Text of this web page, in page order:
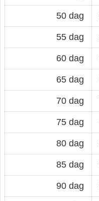
50 dag
55 dag
60 dag
65 dag
70 dag
75 dag
80 dag
85 dag
90 dag